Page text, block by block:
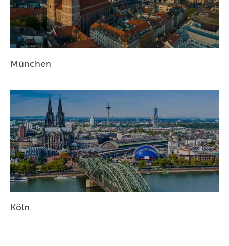
München
Köln